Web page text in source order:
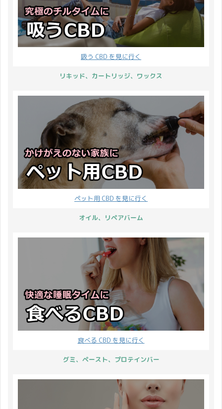
吸う CBD を見に行く
リキッド、カートリッジ、ワックス
ペット用 CBD を見に行く
オイル、リペアバーム
食べる CBD を見に行く
グミ、ペースト、プロテインバー